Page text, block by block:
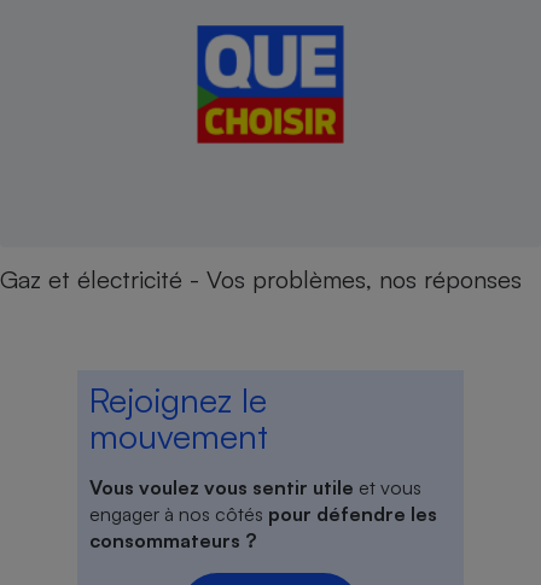
Gaz et électricité - Vos problèmes, nos réponses
Rejoignez le
mouvement
Vous voulez vous sentir utile et vous
engager à nos côtés pour défendre les
consommateurs ?